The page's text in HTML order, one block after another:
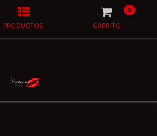
PRODUCTOS CARRITO
0